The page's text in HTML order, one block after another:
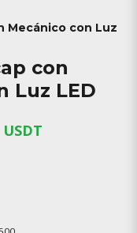
Mecánico con Luz
con
Luz LED